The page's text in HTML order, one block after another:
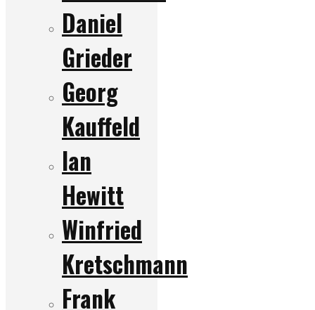
Daniel
Grieder
Georg
Kauffeld
Ian
Hewitt
Winfried
Kretschmann
Frank